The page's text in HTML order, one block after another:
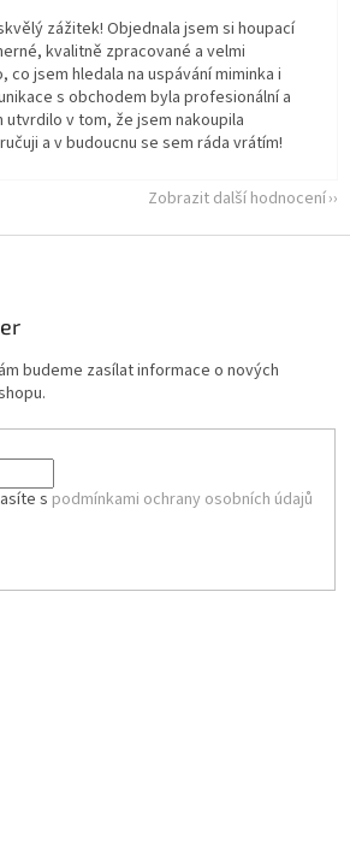
zážitek! Objednala jsem si houpací
kvalitně zpracované a velmi
jsem hledala na uspávání miminka i
s obchodem byla profesionální a
v tom, že jsem nakoupila
a v budoucnu se sem ráda vrátím!
Zobrazit další hodnocení
budeme zasílat informace o nových
s podmínkami ochrany osobních údajů